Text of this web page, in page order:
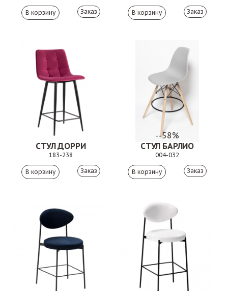
Заказ Заказ
СТУЛ ДОРРИ
183-238
Заказ
--58%
СТУЛ БАРЛИО
004-032
Заказ